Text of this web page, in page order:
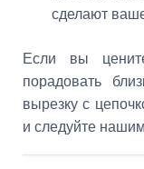
сделают
Если вы
порадовать
вырезку с
и следуйте